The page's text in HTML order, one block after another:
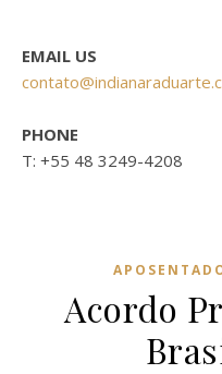
EMAIL US
PHONE
T: +55 48 3249-4208
Acordo